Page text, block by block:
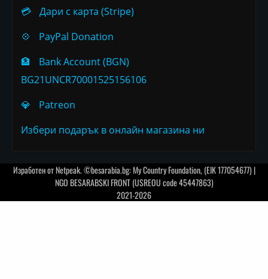
💳
Дари с карта (Stripe)
💠
PayPal Donation
🏦
Bank Account (BGN)
BG21UNCR70001525156106
💎
Patreon
Избери подарък в онлайн магазина ни
Изработен отNetpeak. ©besarabia.bg: My Country Foundation, (EIK 177054677) |
NGO BESARABSKI FRONT (USREOU code 45447863)
2021-2026